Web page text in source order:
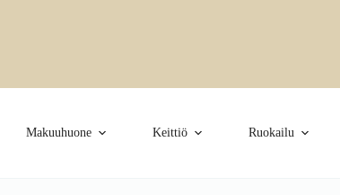
Makuuhuone Keittiö Ruokailu